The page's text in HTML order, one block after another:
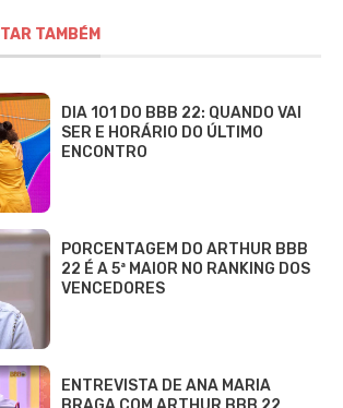
TAMBÉM
DIA 101 DO BBB 22: QUANDO VAI
SER E HORÁRIO DO ÚLTIMO
ENCONTRO
PORCENTAGEM DO ARTHUR BBB
22 É A 5ª MAIOR NO RANKING DOS
VENCEDORES
ENTREVISTA DE ANA MARIA